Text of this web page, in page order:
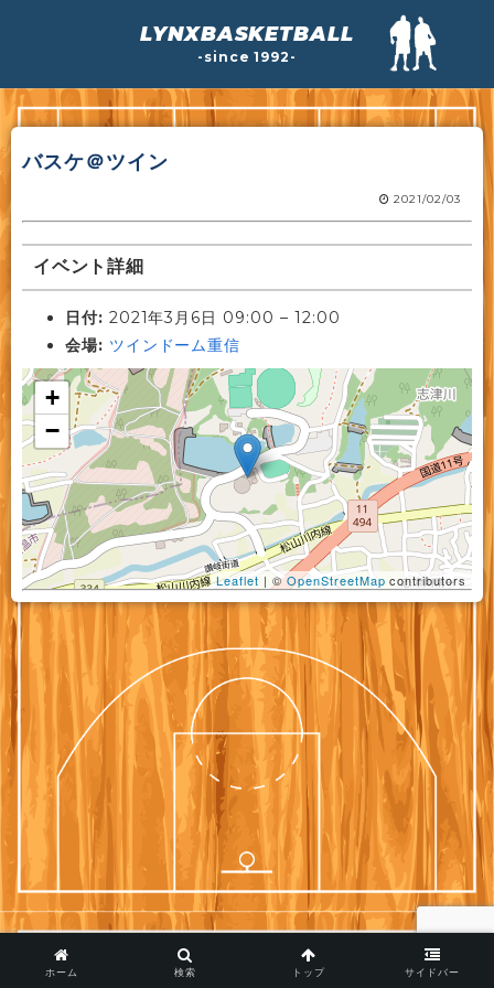
LYNXBASKETBALL
-since 1992-
バスケ＠ツイン
2021/02/03
イベント詳細
日付: 2021年3月6日 09:00 – 12:00
会場: ツインドーム重信
+
−
Leaflet | ©OpenStreetMap contributors
ホーム 検索 トップ サイドバー